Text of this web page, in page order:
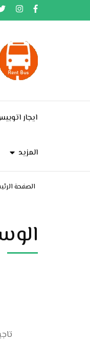
إلى
ايجار
المزيد
الصفحة